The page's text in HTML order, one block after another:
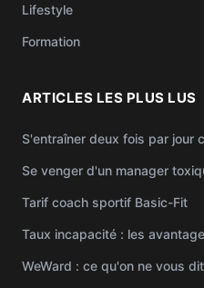
Lifestyle
Formation
ARTICLES LES PLUS LUS
S'entraîner deux fois par jour
Se venger d'un manager
Tarif coach sportif Basic-Fit
Taux incapacité : les
WeWard : ce qu'on ne vous